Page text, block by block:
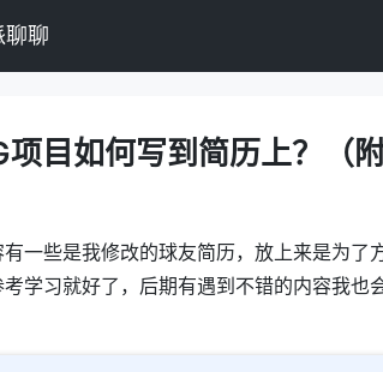
聊聊
目如何写到简历上？（
一些是我修改的球友简历，放上来是为了
学习就好了，后期有遇到不错的内容我也